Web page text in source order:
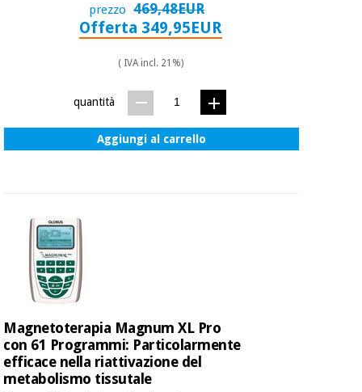
prezzo 469,48EUR
Offerta 349,95EUR
( IVA incl. 21%)
quantità
Aggiungi al carrello
Magnetoterapia Magnum XL Pro
con 61 Programmi: Particolarmente
efficace nella riattivazione del
metabolismo tissutale